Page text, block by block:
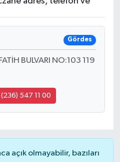
Gördes
BULVARI NO:103 119
547 11 00
açık olmayabilir, bazıları